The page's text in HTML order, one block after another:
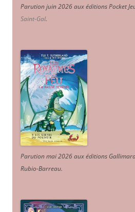
Parution juin 2026 aux éditions Pocket
Saint-Gal.
Parution mai 2026 aux éditions
Rubio-Barreau.